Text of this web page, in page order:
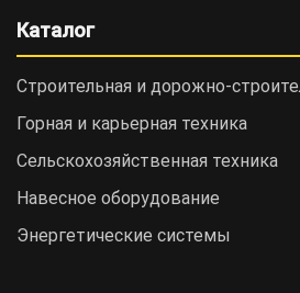
Каталог
Строительная и дорожно-
Горная и карьерная техника
Сельскохозяйственная техника
Навесное оборудование
Энергетические системы